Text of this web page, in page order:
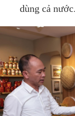
dùng cả nước.